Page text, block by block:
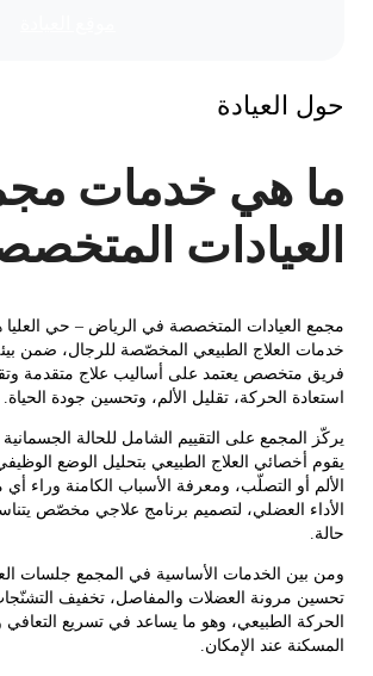
العيادة
هي خدمات مجمع
العيادات المتخصصة في الرياض – حي العليا هو
العلاج الطبيعي المخصّصة للرجال، ضمن بيئة
متخصص يعتمد على أساليب علاج متقدمة وتقنيات
الحركة، تقليل الألم، وتحسين جودة الحياة.
المجمع على التقييم الشامل للحالة الجسمانية في
أخصائي العلاج الطبيعي بتحليل الوضع الوظيفي
أو التصلّب، ومعرفة الأسباب الكامنة وراء أي مشاكل
العضلي، لتصميم برنامج علاجي مخصّص يتناسب مع
الخدمات الأساسية في المجمع جلسات العلاج
مرونة العضلات والمفاصل، تخفيف التشنّجات
الطبيعي، وهو ما يساعد في تسريع التعافي وتقليل
عند الإمكان.